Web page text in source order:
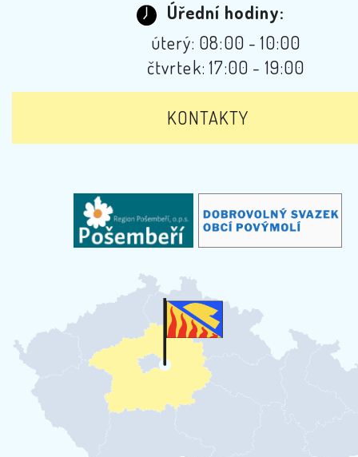
Úřední hodiny:
úterý: 08:00 - 10:00
čtvrtek: 17:00 - 19:00
KONTAKTY